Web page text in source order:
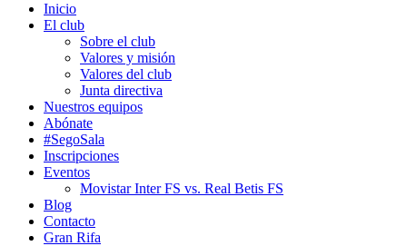
Inicio
El club
Sobre el club
Valores y misión
Valores del club
Junta directiva
Nuestros equipos
Abónate
#SegoSala
Inscripciones
Eventos
Movistar Inter FS vs. Real Betis FS
Blog
Contacto
Gran Rifa